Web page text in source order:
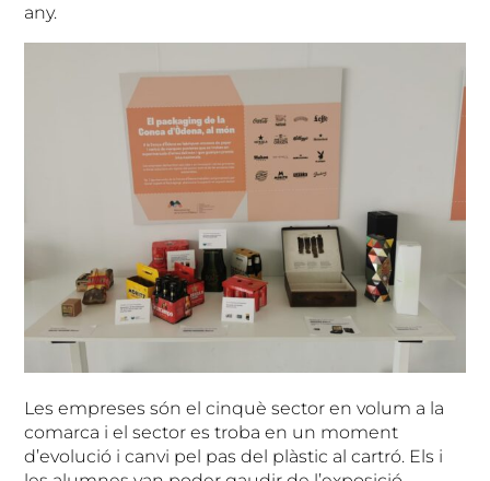
any.
Les empreses són el cinquè sector en volum a la
comarca i el sector es troba en un moment
d’evolució i canvi pel pas del plàstic al cartró. Els i